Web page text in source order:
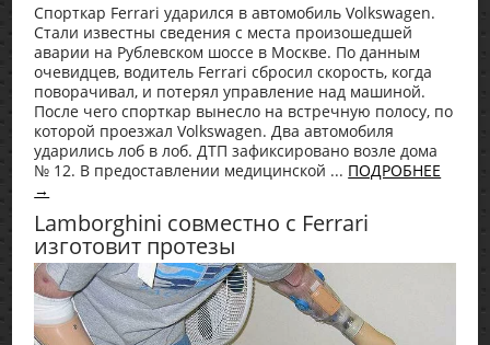
Спорткар Ferrari ударился в автомобиль Volkswagen.
Стали известны сведения с места произошедшей
аварии на Рублевском шоссе в Москве. По данным
очевидцев, водитель Ferrari сбросил скорость, когда
поворачивал, и потерял управление над машиной.
После чего спорткар вынесло на встречную полосу, по
которой проезжал Volkswagen. Два автомобиля
ударились лоб в лоб. ДТП зафиксировано возле дома
№ 12. В предоставлении медицинской ... ПОДРОБНЕЕ
→
Lamborghini совместно с Ferrari
изготовит протезы